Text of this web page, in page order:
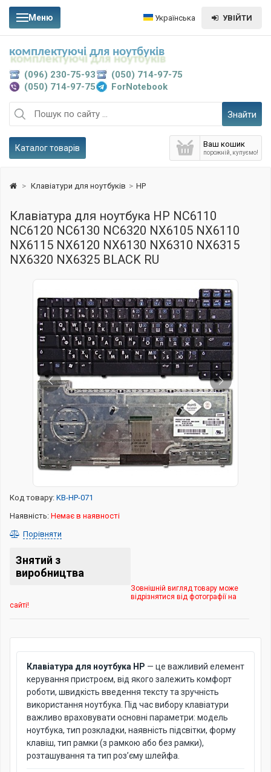
Меню Українська УВІЙТИ
Знайти
Ваш кошик
порожній, купуємо!
Каталог товарів
(096) 230-75-93
(050) 714-97-75
(050) 714-97-75
ForNotebook
комплектуючі для ноутбуків
> Клавіатури для ноутбуків > HP
Клавіатура для ноутбука HP NC6110
NC6120 NC6130 NC6320 NX6105 NX6110
NX6115 NX6120 NX6130 NX6310 NX6315
NX6320 NX6325 BLACK RU
Код товару: KB-HP-071
Наявність: Немає в наявності
Порівняти
Знятий з
виробництва
Зовнішній вигляд товару може
відрізнятися від фотографії на
сайті!
Клавіатура для ноутбука HP — це важливий елемент
керування пристроєм, від якого залежить комфорт
роботи, швидкість введення тексту та зручність
використання ноутбука. Під час вибору клавіатури
важливо враховувати основні параметри: модель
ноутбука, тип розкладки, наявність підсвітки, форму
клавіш, тип рамки (з рамкою або без рамки),
розташування та тип роз’єму шлейфа.